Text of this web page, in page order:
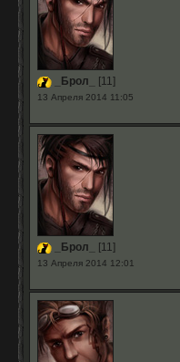
_Брол_ [11]
13 Апреля 2014 11:05
_Брол_ [11]
13 Апреля 2014 12:01